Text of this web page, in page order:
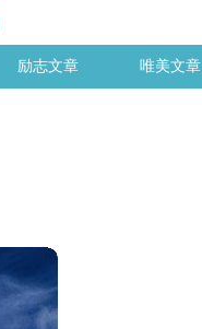
励志文章 唯美文章